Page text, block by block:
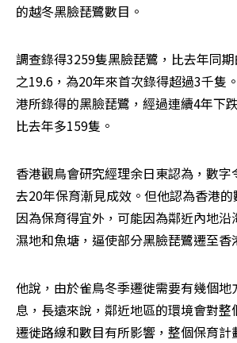
的越冬黑臉琵鷺數目。
調查錄得3259隻黑臉琵鷺，比去年同
之19.6，為20年來首次錄得超過3千隻
港所錄得的黑臉琵鷺，經過連續4年下
比去年多159隻。
香港觀鳥會研究經理余日東認為，數字
去20年保育漸見成效。但他認為香港
因為保育得宜外，可能因為鄰近內地沿
濕地和魚塘，逼使部分黑臉琵鷺遷至香
他說，由於雀鳥冬季遷徙需要有幾個地
息，長遠來說，鄰近地區的環境會對整
遷徙路線和數目有所影響，整個保育計